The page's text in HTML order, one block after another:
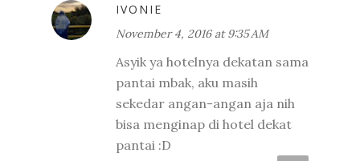
IVONIE
November 4, 2016 at 9:35 AM
Asyik ya hotelnya dekatan sama
pantai mbak, aku masih
sekedar angan-angan aja nih
bisa menginap di hotel dekat
pantai :D